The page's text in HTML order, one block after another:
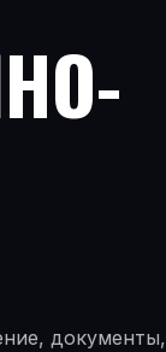
документы,